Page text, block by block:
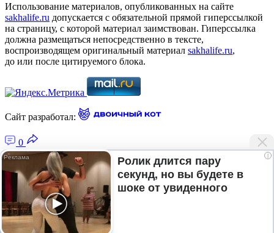
Использование материалов, опубликованных на сайте
sakhalife.ru допускается с обязательной прямой гиперссылкой
на страницу, с которой материал заимствован. Гиперссылка
должна размещаться непосредственно в тексте,
воспроизводящем оригинальный материал sakhalife.ru,
до или после цитируемого блока.
Сайт разработал:
0
Главная — Новости Якутии и мира
Лента новостей
Рубрики
Подписка
i
Ролик длится пару
секунд, но вы будете в
шоке от увиденного